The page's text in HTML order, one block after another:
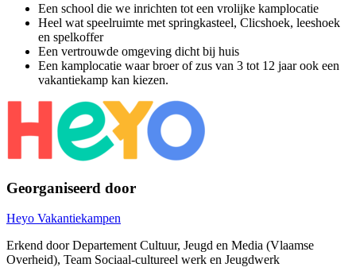
Een school die we inrichten tot een vrolijke kamplocatie
Heel wat speelruimte met springkasteel, Clicshoek, leeshoek
en spelkoffer
Een vertrouwde omgeving dicht bij huis
Een kamplocatie waar broer of zus van 3 tot 12 jaar ook een
vakantiekamp kan kiezen.
Georganiseerd door
Heyo Vakantiekampen
Erkend door Departement Cultuur, Jeugd en Media (Vlaamse
Overheid), Team Sociaal-cultureel werk en Jeugdwerk